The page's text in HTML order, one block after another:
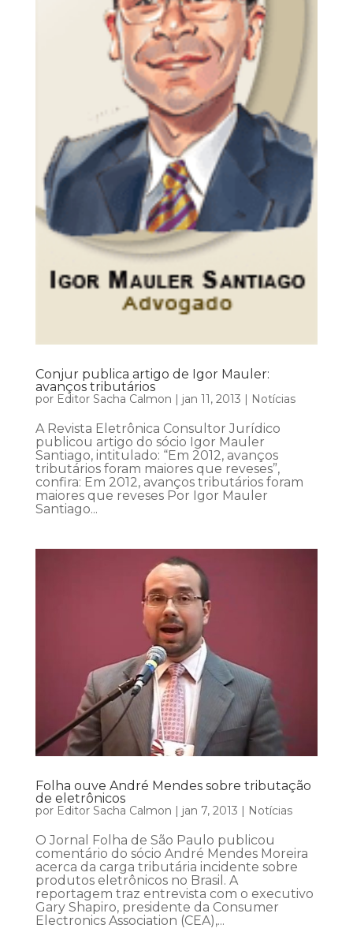
Conjur publica artigo de Igor Mauler:
avanços tributários
por Editor Sacha Calmon | jan 11, 2013 | Notícias
A Revista Eletrônica Consultor Jurídico
publicou artigo do sócio Igor Mauler
Santiago, intitulado: “Em 2012, avanços
tributários foram maiores que reveses”,
confira: Em 2012, avanços tributários foram
maiores que reveses Por Igor Mauler
Santiago...
Folha ouve André Mendes sobre tributação
de eletrônicos
por Editor Sacha Calmon | jan 7, 2013 | Notícias
O Jornal Folha de São Paulo publicou
comentário do sócio André Mendes Moreira
acerca da carga tributária incidente sobre
produtos eletrônicos no Brasil. A
reportagem traz entrevista com o executivo
Gary Shapiro, presidente da Consumer
Electronics Association (CEA),...